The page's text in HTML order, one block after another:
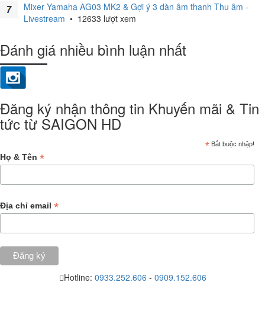
Mixer Yamaha AG03 MK2 & Gợi ý 3 dàn âm thanh Thu âm -
Livestream • 12633 lượt xem
Đánh giá nhiều bình luận nhất
Đăng ký nhận thông tin Khuyến mãi & Tin
tức từ SAIGON HD
* Bắt buộc nhập!
Họ & Tên *
Địa chỉ email *
Hotline: 0933.252.606 - 0909.152.606